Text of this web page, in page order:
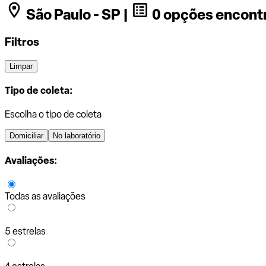
São Paulo - SP |
0 opções
Filtros
Limpar
Tipo de coleta:
Escolha o tipo de coleta
Domiciliar No laboratório
Avaliações:
Todas as avaliações
5 estrelas